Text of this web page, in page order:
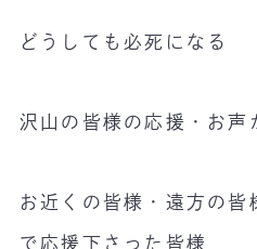
どうしても必死になる
沢山の皆様の応援・お声
お近くの皆様・遠方の
で応援下さった皆様